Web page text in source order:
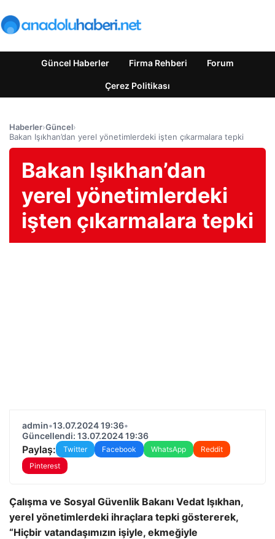
Güncel Haberler Firma Rehberi Forum
Çerez Politikası
Haberler›Güncel›
Bakan Işıkhan’dan yerel yönetimlerdeki işten çıkarmalara tepki
Bakan Işıkhan’dan
yerel yönetimlerdeki
işten çıkarmalara tepki
admin•13.07.2024 19:36•
Güncellendi: 13.07.2024 19:36
Paylaş: Twitter Facebook WhatsApp
Reddit
Pinterest
Çalışma ve Sosyal Güvenlik Bakanı Vedat Işıkhan,
yerel yönetimlerdeki ihraçlara tepki göstererek,
“Hiçbir vatandaşımızın işiyle, ekmeğiyle